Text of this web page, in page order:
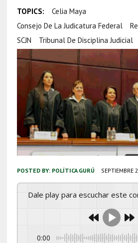
TOPICS:
Celia Maya
Consejo De La Judicatura Federal
SCJN
Tribunal De Disciplina Judicial
POSTED BY: POLÍTICA GURÚ SEPTIEMBRE
Dale play para escuchar este
0:00